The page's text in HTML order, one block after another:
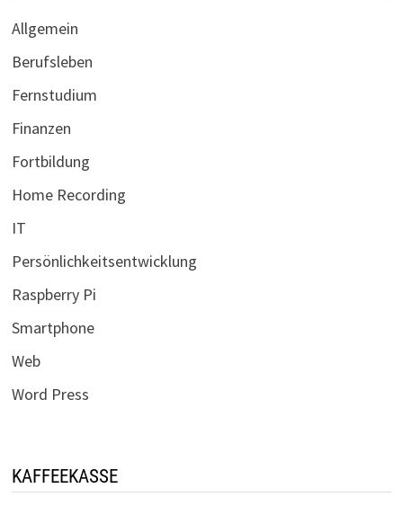
Allgemein
Berufsleben
Fernstudium
Finanzen
Fortbildung
Home Recording
IT
Persönlichkeitsentwicklung
Raspberry Pi
Smartphone
Web
Word Press
KAFFEEKASSE